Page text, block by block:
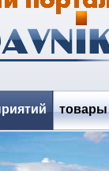
товары